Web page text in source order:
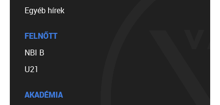
Egyéb hírek
FELNŐTT
NBI B
U21
AKADÉMIA